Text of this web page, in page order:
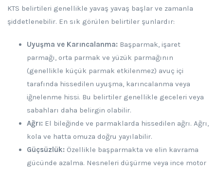
KTS belirtileri genellikle yavaş yavaş başlar ve zamanla
şiddetlenebilir. En sık görülen belirtiler şunlardır:
Uyuşma ve Karıncalanma: Başparmak, işaret
parmağı, orta parmak ve yüzük parmağının
(genellikle küçük parmak etkilenmez) avuç içi
tarafında hissedilen uyuşma, karıncalanma veya
iğnelenme hissi. Bu belirtiler genellikle geceleri veya
sabahları daha belirgin olabilir.
Ağrı: El bileğinde ve parmaklarda hissedilen ağrı. Ağrı,
kola ve hatta omuza doğru yayılabilir.
Güçsüzlük: Özellikle başparmakta ve elin kavrama
gücünde azalma. Nesneleri düşürme veya ince motor